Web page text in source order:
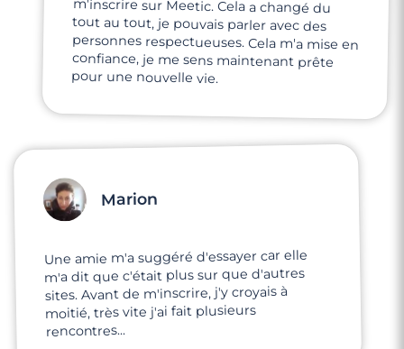
pour une nouvelle vie.
Marion
Une amie m'a suggéré d'essayer car elle
m'a dit que c'était plus sur que d'autres
sites. Avant de m'inscrire, j'y croyais à
moitié, très vite j'ai fait plusieurs
rencontres...